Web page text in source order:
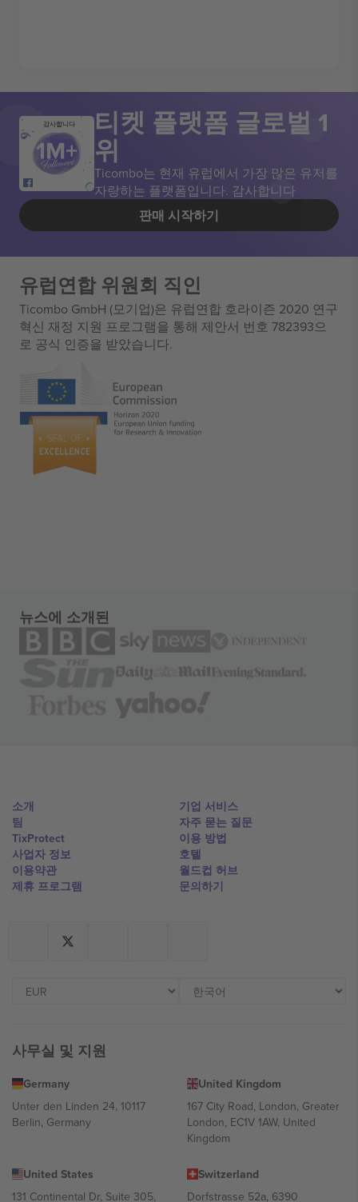
감사합니다 티켓 플랫폼 글로벌 1
위
Ticombo는 현재 유럽에서 가장 많은 유저를
자랑하는 플랫폼입니다. 감사합니다
판매 시작하기
유럽연합 위원회 직인
Ticombo GmbH (모기업)은 유럽연합 호라이즌 2020 연구
혁신 재정 지원 프로그램을 통해 제안서 번호 782393으
로 공식 인증을 받았습니다.
뉴스에 소개된
소개
팀
TixProtect
사업자 정보
이용약관
제휴 프로그램
기업 서비스
자주 묻는 질문
이용 방법
호텔
월드컵 허브
문의하기
사무실 및 지원
Germany
Unter den Linden 24, 10117
Berlin, Germany
United Kingdom
167 City Road, London, Greater
London, EC1V 1AW, United
Kingdom
United States
131 Continental Dr, Suite 305,
Switzerland
Dorfstrasse 52a, 6390